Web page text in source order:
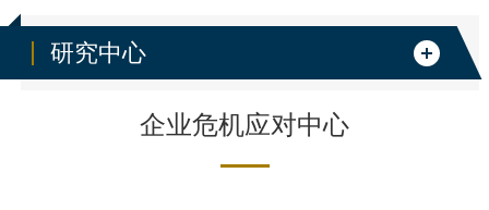
研究中心
企业危机应对中心